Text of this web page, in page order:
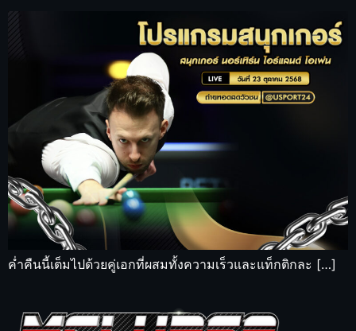
ค่ำคืนนี้เต็มไปด้วยคู่เอกที่ผสมทั้งความเร็วและแท็กติกละ […]